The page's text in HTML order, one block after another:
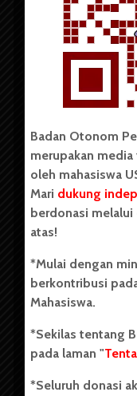
Copyright ©
Badan Otonom Pers
pers mahasiswa yang
secara mandiri oleh
(USU). Sebelumnya
Unit Kegiatan
berdiri pada 1 Juli 1995.
Kontribusi
Info Iklan
Badan Otonom
merupakan
oleh mahasiswa
Mari dukung
berdonasi melalui
atas!
*Mulai dengan
berkontribusi
Mahasiswa.
*Sekilas tentang
pada laman "
*Seluruh donasi